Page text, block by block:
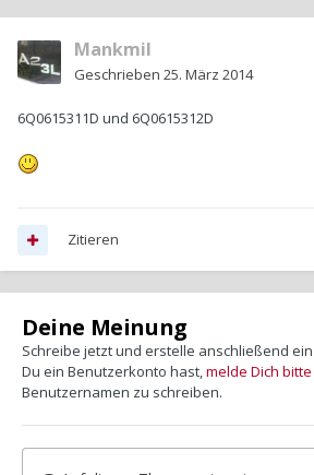
Mankmil
Geschrieben 25. März 2014
6Q0615311D und 6Q0615312D
Zitieren
Deine Meinung
Schreibe jetzt und erstelle anschließend
Du ein Benutzerkonto hast,melde Dich
Benutzernamen zu schreiben.